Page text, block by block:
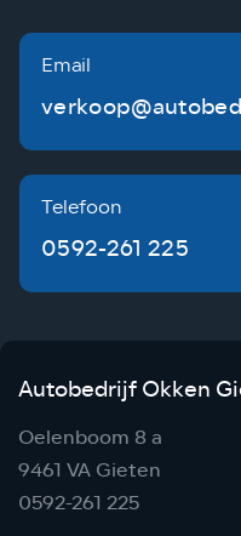
Email
Telefoon
0592-261 225
Autobedrijf Okken
Oelenboom 8 a
9461 VA Gieten
0592-261 225